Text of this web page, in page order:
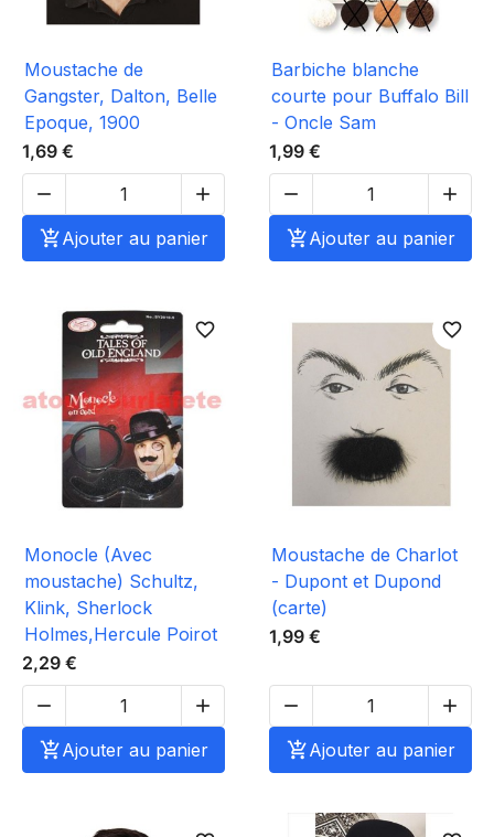
Moustache de
Gangster, Dalton, Belle
Epoque, 1900
1,69 €


Ajouter au panier
Barbiche blanche
courte pour Buffalo Bill
- Oncle Sam
1,99 €


Ajouter au panier
favorite_border
Monocle (Avec
moustache) Schultz,
Klink, Sherlock
Holmes,Hercule Poirot
2,29 €


Ajouter au panier
favorite_border
Moustache de Charlot
- Dupont et Dupond
(carte)
1,99 €


Ajouter au panier